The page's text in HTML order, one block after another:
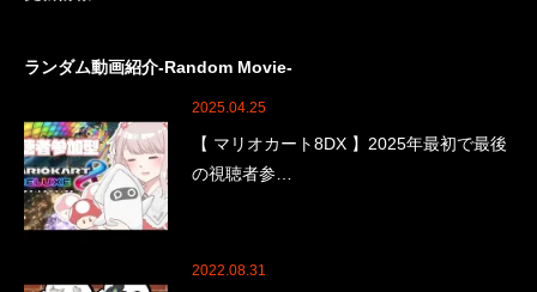
ランダム動画紹介-Random Movie-
2025.04.25
【 マリオカート8DX 】2025年最初で最後
の視聴者参…
2022.08.31